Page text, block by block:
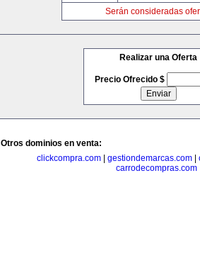
Serán consideradas
Realizar una Oferta
Precio Ofrecido $
Otros dominios en venta:
clickcompra.com
gestiondemarcas.com
carrodecompras.com